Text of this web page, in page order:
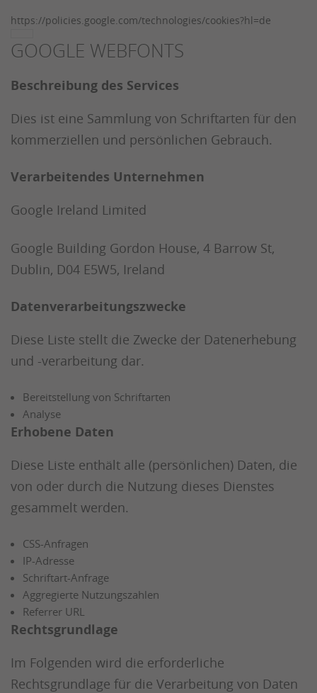
https://policies.google.com/technologies/cookies?hl=de
GOOGLE WEBFONTS
Beschreibung des Services
Dies ist eine Sammlung von Schriftarten für den
kommerziellen und persönlichen Gebrauch.
Verarbeitendes Unternehmen
Google Ireland Limited
Google Building Gordon House, 4 Barrow St,
Dublin, D04 E5W5, Ireland
Datenverarbeitungszwecke
Diese Liste stellt die Zwecke der Datenerhebung
und -verarbeitung dar.
Bereitstellung von Schriftarten
Analyse
Erhobene Daten
Diese Liste enthält alle (persönlichen) Daten, die
von oder durch die Nutzung dieses Dienstes
gesammelt werden.
CSS-Anfragen
IP-Adresse
Schriftart-Anfrage
Aggregierte Nutzungszahlen
Referrer URL
Rechtsgrundlage
Im Folgenden wird die erforderliche
Rechtsgrundlage für die Verarbeitung von Daten